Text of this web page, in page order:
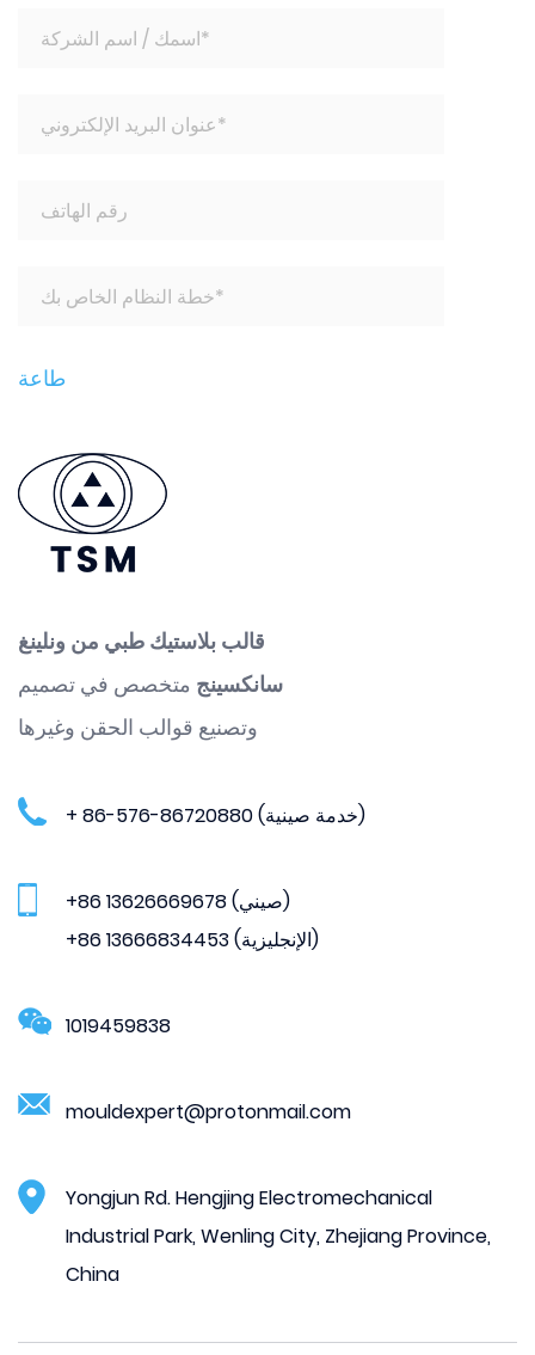
قالب بلاستيك طبي من ونلينغ
سانكسينج متخصص في تصميم
وتصنيع قوالب الحقن وغيرها
+ 86-576-86720880 (خدمة صينية)
+86 13626669678 (صيني)
+86 13666834453 (الإنجليزية)
1019459838
mouldexpert@protonmail.com
Yongjun Rd. Hengjing Electromechanical
Industrial Park, Wenling City, Zhejiang Province,
China